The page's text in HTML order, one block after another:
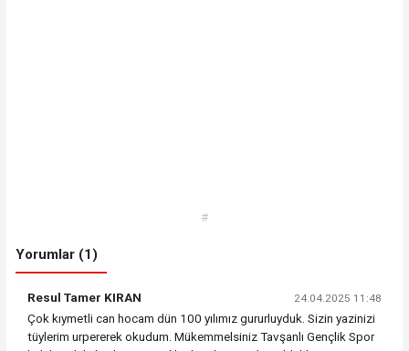
#
Yorumlar (1)
Resul Tamer KIRAN 24.04.2025 11:48
Çok kıymetli can hocam dün 100 yılımız gururluyduk. Sizin yazinizi
tüylerim urpererek okudum. Mükemmelsiniz Tavşanlı Gençlik Spor